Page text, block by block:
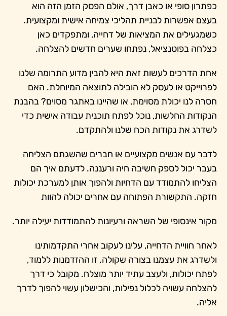
כפתרון סופי או כאבן דרך, אולם הפסק הזמן הזה הוא
בעצם אפשרות לבניית תהליכי צמיחה אישית ומקצועית.
כשמגעילים את המציאות של דחייה, ומתפקדים כאן
כצלחה בפוטנציאל, נפתחו שערים חדשים להצלחה.
אחת הדרכים לעשות זאת היא להבין מדוע התרומה שלנו
לפרוייקט או לעסק לא הובילה לתוצאה המיוחלת. האם
חסרה לנו יכולת מסוימת, או שהיינו באתגר מסוים? בהבנת
הנקודות החלשות, נוכל לפתח תוכנית עבודה אישית כדי
לשדרג את נקודות הכח שלנו ולהתקדם.
לדבר עם אנשים מקצועיים או חברים שהשגתם הצליחה
בעבר יכול לספק חשיבה חיה ורעננה. לדעתם איך הם
הצליחו להתמודד עם הדחיות ולהפוך אותן למערכת יכולות
חזקה. התקשורת הפתוחה עם אחרים יכולה להוות
מקור אינסופי של השראה ורעיונות להתמודדות יעילה יותר.
לאחר חוויית הדחייה, עלינו לעקוב אחרי התקדמותינו
ולשדרג את עצמנו בצורה שקולה. זו ההזדמנות ללמוד,
לפתח יכולות, ולעצב עתיד יותר מוצלח. מקובל כי דרך
להצלחה עשויה לכלול נפילות, והכישלון עשוי להפוך לדרך
אליה.